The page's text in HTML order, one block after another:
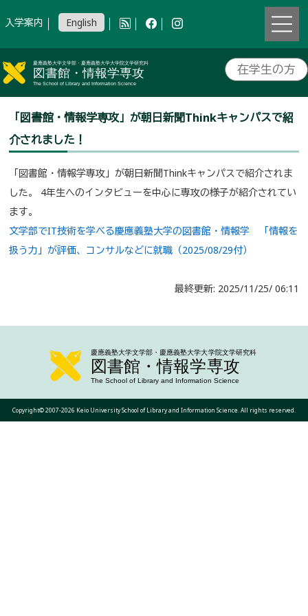
入学案内 English
在学生の方
「図書館・情報学専攻」が朝日新聞Thinkキャンパスで紹
介されました！
「図書館・情報学専攻」が朝日新聞Thinkキャンパスで紹介されま
した。 4年生へのインタビューを中心に専攻の様子が紹介されてい
ます。
文学部でIT技術を学べる慶應義塾大学の図書館・情報学 「情報を
扱う力」が評価、コンサルなどに就職（2025/08/29付）
最終更新: 2025/11/25/ 06:11
Copyright© 2007-2026 Keio University School of Library and Information Science. All rights reserved.